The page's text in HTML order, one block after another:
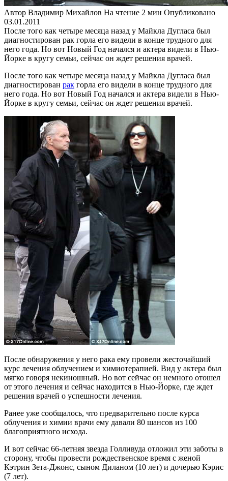
Автор Владимир Михайлов На чтение 2 мин Опубликовано
03.01.2011
После того как четыре месяца назад у Майкла Дугласа был
диагностирован рак горла его видели в конце трудного для
него года. Но вот Новый Год начался и актера видели в Нью-
Йорке в кругу семьи, сейчас он ждет решения врачей.
После того как четыре месяца назад у Майкла Дугласа был
диагностирован рак горла его видели в конце трудного для
него года. Но вот Новый Год начался и актера видели в Нью-
Йорке в кругу семьи, сейчас он ждет решения врачей.
После обнаружения у него рака ему провели жесточайший
курс лечения облучением и химиотерапией. Вид у актера был
мягко говоря некиношный. Но вот сейчас он немного отошел
от этого лечения и сейчас находится в Нью-Йорке, где ждет
решения врачей о успешности лечения.
Ранее уже сообщалось, что предварительно после курса
облучения и химии врачи ему давали 80 шансов из 100
благоприятного исхода.
И вот сейчас 66-летняя звезда Голливуда отложил эти заботы в
сторону, чтобы провести рождественское время с женой
Кэтрин Зета-Джонс, сыном Диланом (10 лет) и дочерью Кэрис
(7 лет).